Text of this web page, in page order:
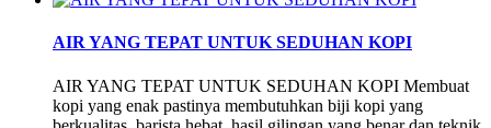
AIR YANG TEPAT UNTUK SEDUHAN KOPI
AIR YANG TEPAT UNTUK SEDUHAN KOPI Membuat
kopi yang enak pastinya membutuhkan biji kopi yang